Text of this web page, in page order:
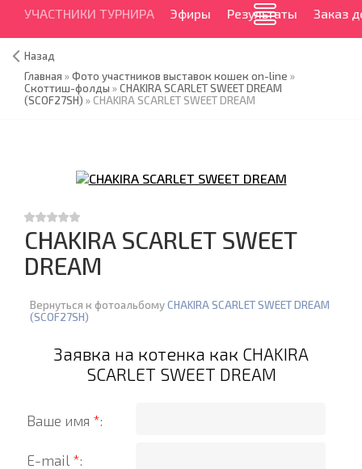
УЧАСТНИКИ ТУРНИРА Эфиры Результаты Заказ
Назад
Главная »Фото участников выставок кошек on-line »
Скоттиш-фолды »CHAKIRA SCARLET SWEET DREAM
(SCOF27SH) » CHAKIRA SCARLET SWEET DREAM
CHAKIRA SCARLET SWEET
DREAM
Вернуться к фотоальбомуCHAKIRA SCARLET SWEET DREAM
(SCOF27SH)
Заявка на котенка как CHAKIRA
SCARLET SWEET DREAM
Ваше имя *:
E-mail *: